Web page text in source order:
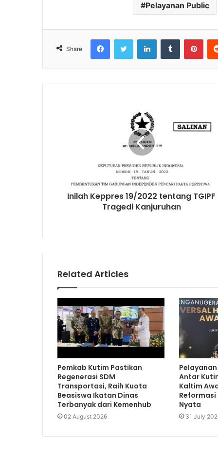
Pelayanan Public
Share
Inilah Keppres 19/2022 tentang TGIPF
Tragedi Kanjuruhan
Related Articles
Pemkab Kutim Pastikan
Regenerasi SDM
Transportasi, Raih Kuota
Beasiswa Ikatan Dinas
Terbanyak dari Kemenhub
02 August 2026
Antar
Kaltim
Reformasi
Nyata
31 July